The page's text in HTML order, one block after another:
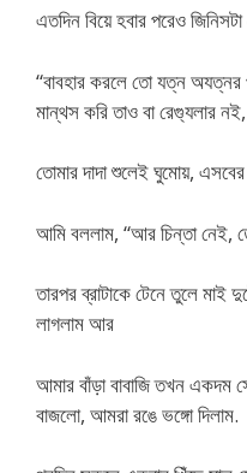
এতদিন বিয়ে হবার পরেও
“বাবহার করলে তো যত্ন
মান্থস করি তাও বা রেগ্যুলার নই,
তোমার দাদা শুলেই ঘুমোয়,
আমি বললাম, “আর চিন্তা নেই,
তারপর ব্রাটাকে টেনে তুলে মাই
লাগলাম আর
আমার বাঁড়া বাবাজি তখন একদম
বাজলো, আমরা রঙে ভঙ্গো দিলাম.